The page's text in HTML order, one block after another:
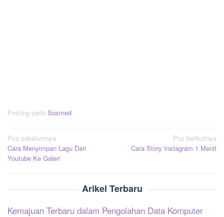
Posting pada Sosmed
Navigasi
pos
Pos sebelumnya
Cara Menyimpan Lagu Dari
Youtube Ke Galeri
Pos berikutnya
Cara Story Instagram 1 Menit
Arikel Terbaru
Kemajuan Terbaru dalam Pengolahan Data Komputer